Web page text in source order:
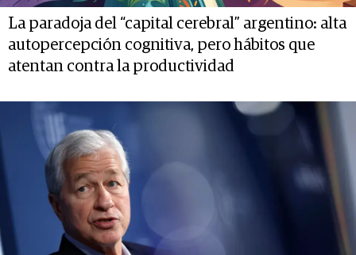
La paradoja del “capital cerebral” argentino: alta
autopercepción cognitiva, pero hábitos que
atentan contra la productividad